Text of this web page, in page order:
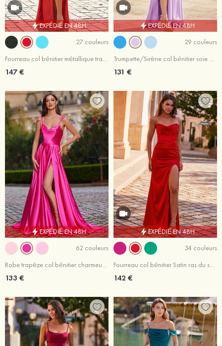
EXPÉDIÉ EN 48H
27 couleurs
Fourreau col bénitier métallique traîne balayage robe de bal
147 €
EXPÉDIÉ EN 48H
29 couleurs
Trumpette/Sirène col bénitier soie comme du satin traîne balayage robe de bal
131 €
EXPÉDIÉ EN 48H
62 couleurs
Robe trapèze col bénitier charmeuse traîne cour robe de bal
133 €
EXPÉDIÉ EN 48H
34 couleurs
Fourreau col bénitier Satin ras du sol robe de bal avec plissé
142 €